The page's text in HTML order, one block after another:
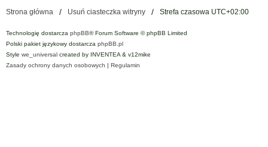
Strona główna Usuń ciasteczka witryny Strefa czasowa UTC+02:00
Technologię dostarcza phpBB® Forum Software © phpBB Limited
Polski pakiet językowy dostarcza phpBB.pl
Style we_universal created by INVENTEA & v12mike
Zasady ochrony danych osobowych | Regulamin